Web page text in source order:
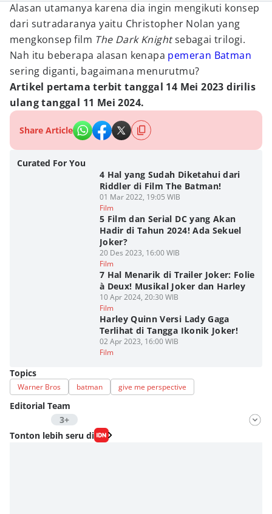
Alasan utamanya karena dia ingin mengikuti konsep
dari sutradaranya yaitu Christopher Nolan yang
mengkonsep film The Dark Knightsebagai trilogi.
Nah itu beberapa alasan kenapa pemeran Batman
sering diganti, bagaimana menurutmu?
Artikel pertama terbit tanggal 14 Mei 2023 dirilis
ulang tanggal 11 Mei 2024.
Share Article
Curated For You
4 Hal yang Sudah Diketahui dari
Riddler di Film The Batman!
01 Mar 2022, 19:05 WIB
Film
5 Film dan Serial DC yang Akan
Hadir di Tahun 2024! Ada Sekuel
Joker?
20 Des 2023, 16:00 WIB
Film
7 Hal Menarik di Trailer Joker: Folie
à Deux! Musikal Joker dan Harley
10 Apr 2024, 20:30 WIB
Film
Harley Quinn Versi Lady Gaga
Terlihat di Tangga Ikonik Joker!
02 Apr 2023, 16:00 WIB
Film
Topics
Warner Bros batman give me perspective
Editorial Team
3+
Editor
Tonton lebih seru di